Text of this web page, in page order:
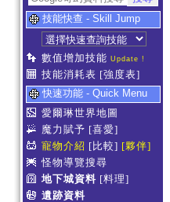
技能快查 - Skill Jump
數值增加技能 Update !
技能消耗表 [強度表]
快速功能 - Quick Menu
愛爾琳世界地圖
魔力賦予 [喜愛]
寵物介紹 [比較] [夥伴]
怪物導覽搜尋
地下城資料 [料理]
遺跡資料